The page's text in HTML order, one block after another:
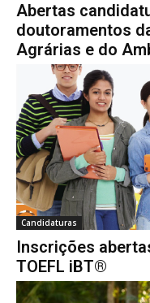
Abertas
doutoramentos
Agrárias e do
Candidaturas
Inscrições
TOEFL iBT®